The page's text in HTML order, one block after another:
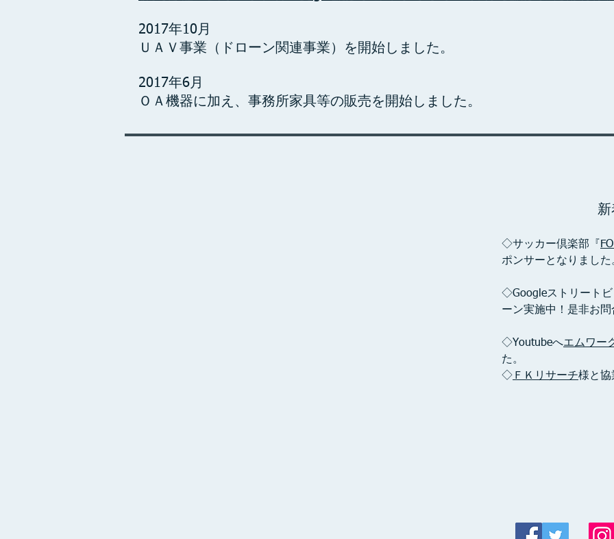
2017年10月
ＵＡＶ事業（ドローン関連事業）を開始しました。
​2017年6月
ＯＡ機器に加え、事務所家具等の販売を開始しました。
新着
◇サッカー倶楽部『
ポンサーとなりました
◇Googleストリート
ーン実施中！是非お
◇Youtubeへエムワー
た。
◇ ＦＫリサーチ様と協